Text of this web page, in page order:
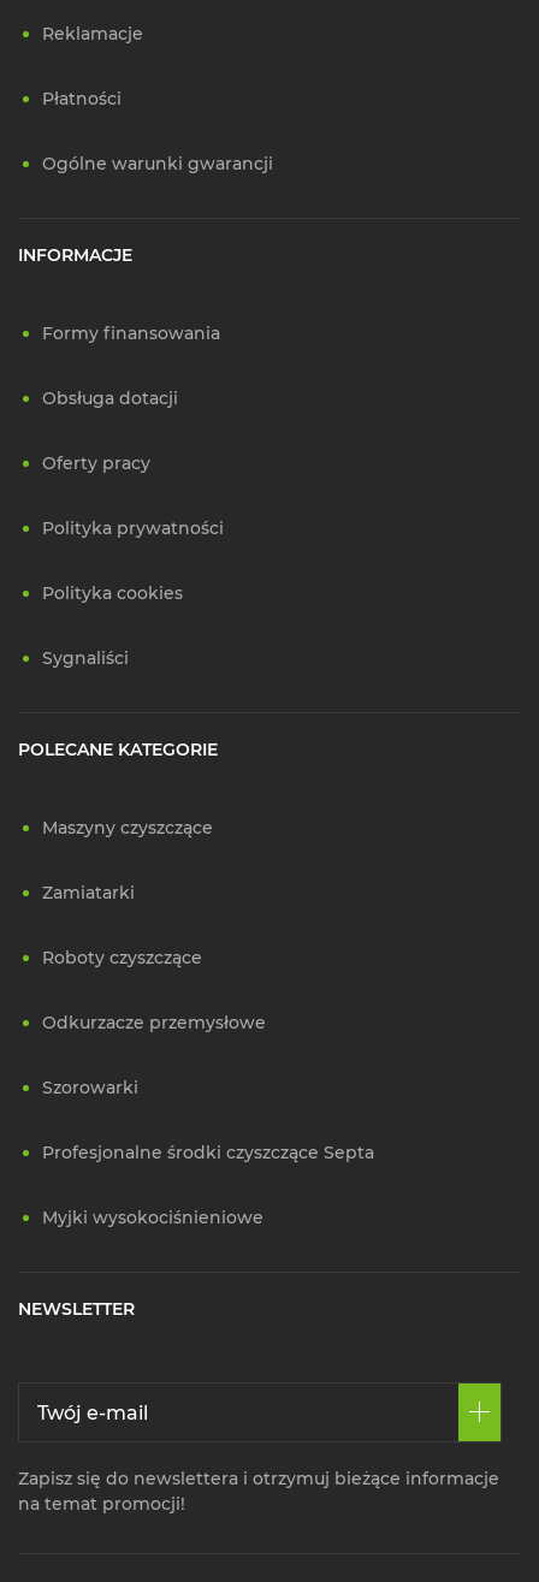
Reklamacje
Płatności
Ogólne warunki gwarancji
INFORMACJE
Formy finansowania
Obsługa dotacji
Oferty pracy
Polityka prywatności
Polityka cookies
Sygnaliści
POLECANE KATEGORIE
Maszyny czyszczące
Zamiatarki
Roboty czyszczące
Odkurzacze przemysłowe
Szorowarki
Profesjonalne środki czyszczące Septa
Myjki wysokociśnieniowe
NEWSLETTER
Zapisz się do newslettera i otrzymuj bieżące informacje
na temat promocji!